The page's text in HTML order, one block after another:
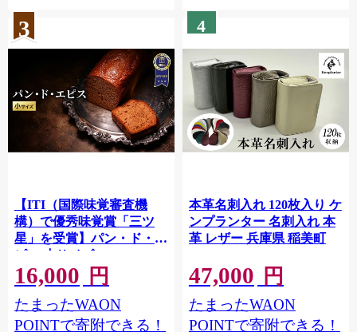
3
【ITI（国際味覚審査機
構）で優秀味覚賞「三ツ
星」を受賞】パン・ド・エ
ピス 小サイズ
16,000 円
たまったWAON
POINTで寄附できる！
4
本革名刺入れ 120枚入り ケ
ンプランター 名刺入れ 本
革 レザー 兵庫県 稲美町
47,000 円
たまったWAON
POINTで寄附できる！